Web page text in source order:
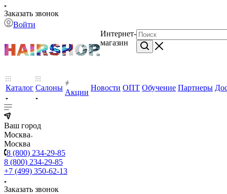
Заказать звонок
Войти
Интернет-
магазин
Каталог Салоны
Акции
Новости ОПТ Обучение Партнеры
Ваш город
Москва
Москва
8 (800) 234-29-85
8 (800) 234-29-85
+7 (499) 350-62-13
Заказать звонок